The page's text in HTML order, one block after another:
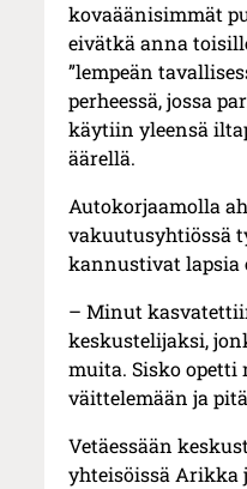
kovaäänisimmät
eivätkä anna
”lempeän
perheessä, jossa
käytiin yleensä
äärellä.
Autokorjaamolla
vakuutusyhtiössä
kannustivat lapsia
– Minut
keskustelijaksi,
muita. Sisko opetti
väittelemään ja
Vetäessään
yhteisöissä Arikka